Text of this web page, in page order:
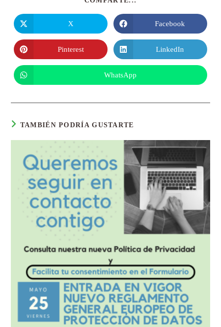
X Facebook
Pinterest LinkedIn
WhatsApp
TAMBIÉN PODRÍA GUSTARTE